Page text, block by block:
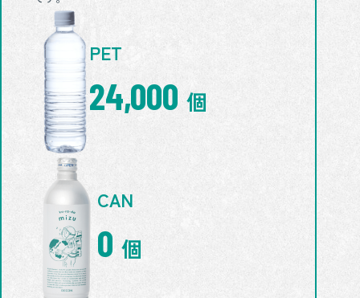
PET
24,000 個
CAN
0 個